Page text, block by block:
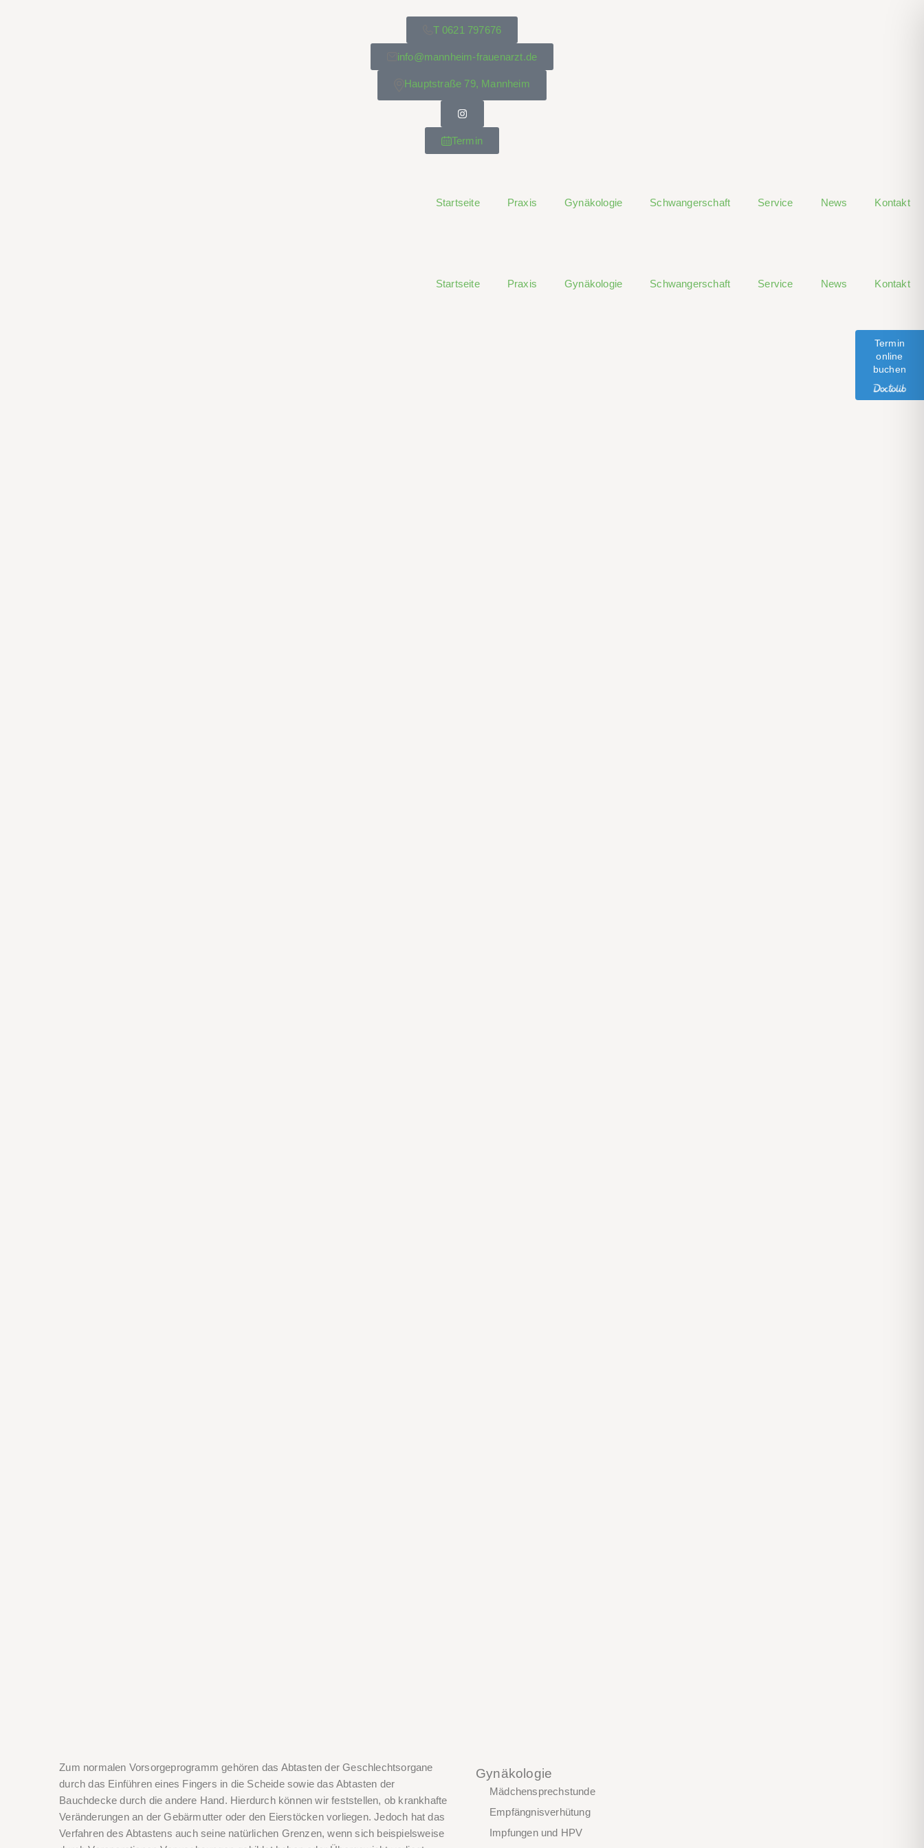
T 0621 797676
info@mannheim-frauenarzt.de
Hauptstraße 79, Mannheim
Termin
Startseite Praxis Gynäkologie Schwangerschaft Service News Kontakt
Startseite Praxis Gynäkologie Schwangerschaft Service News Kontakt
Zum normalen Vorsorgeprogramm gehören das Abtasten der Geschlechtsorgane
durch das Einführen eines Fingers in die Scheide sowie das Abtasten der
Bauchdecke durch die andere Hand. Hierdurch können wir feststellen, ob krankhafte
Veränderungen an der Gebärmutter oder den Eierstöcken vorliegen. Jedoch hat das
Verfahren des Abtastens auch seine natürlichen Grenzen, wenn sich beispielsweise
Gynäkologie
Mädchensprechstunde
Empfängnisverhütung
Impfungen und HPV
Termin
online
buchen